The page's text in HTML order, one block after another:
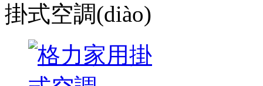
掛式空調(diào)